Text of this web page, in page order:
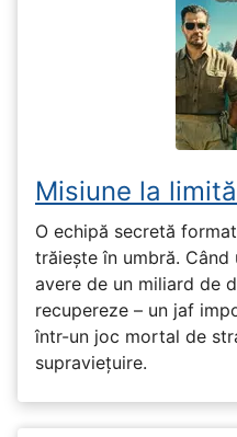
Misiune la
O echipă secretă
trăiește în umbră.
avere de un miliard de
recupereze – un jaf
într-un joc mortal de
supraviețuire.